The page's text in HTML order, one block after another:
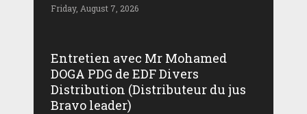
Friday, August 7, 2026
Entretien avec Mr Mohamed
DOGA PDG de EDF Divers
Distribution (Distributeur du jus
Bravo leader)